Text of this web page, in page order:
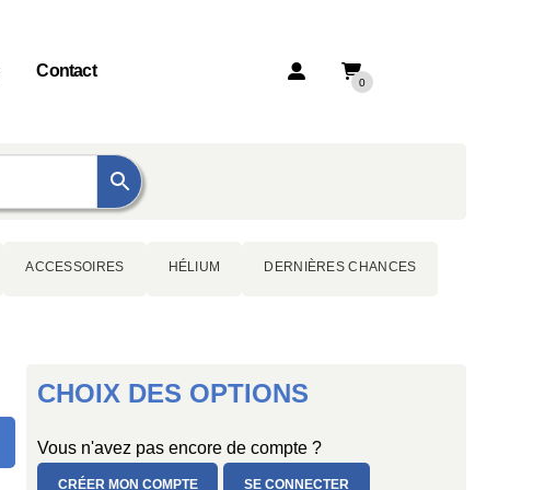
Contact
0
ACCESSOIRES HÉLIUM DERNIÈRES CHANCES
CHOIX DES OPTIONS
Vous n'avez pas encore de compte ?
CRÉER MON COMPTE SE CONNECTER